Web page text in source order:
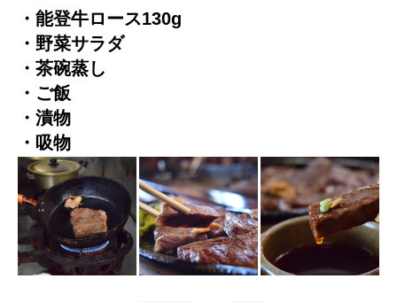
・能登牛ロース130g
・野菜サラダ
・茶碗蒸し
・ご飯
・漬物
・吸物